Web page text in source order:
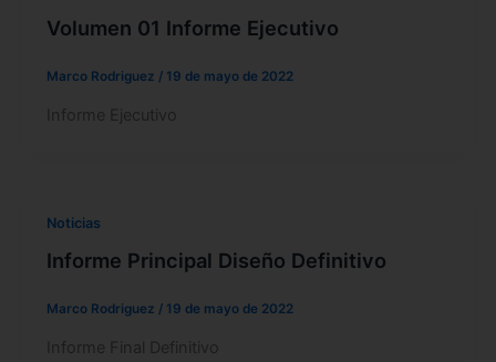
Volumen 01 Informe Ejecutivo
Marco Rodriguez / 19 de mayo de 2022
Informe Ejecutivo
Noticias
Informe Principal Diseño Definitivo
Marco Rodriguez / 19 de mayo de 2022
Informe Final Definitivo